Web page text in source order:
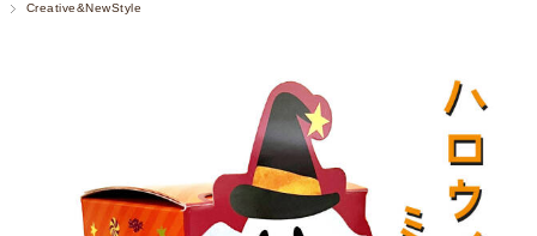
Creative&NewStyle